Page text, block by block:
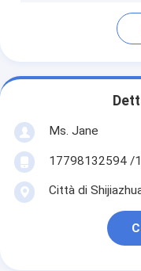
Ms. Jane
17798132594 /
Città di